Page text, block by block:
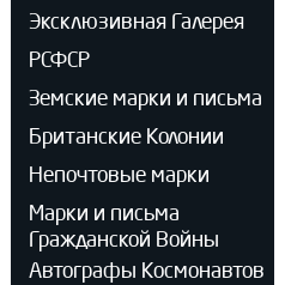
Эксклюзивная Галерея
РСФСР
Земские марки и письма
Британские Колонии
Непочтовые марки
Марки и письма
Гражданской Войны
Автографы Космонавтов